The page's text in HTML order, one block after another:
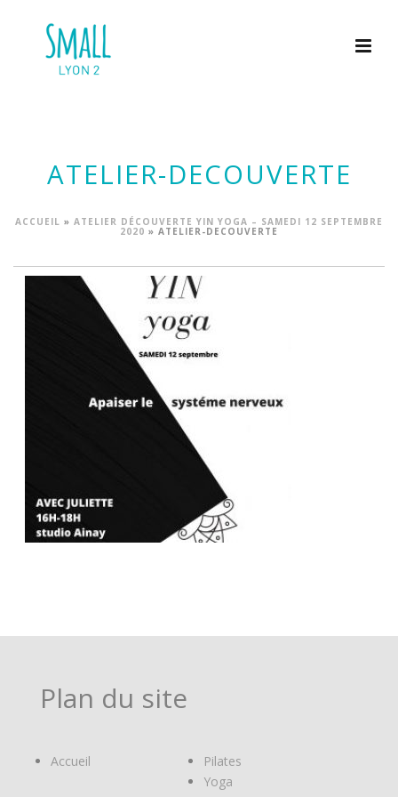
ATELIER-DECOUVERTE
ACCUEIL » ATELIER DÉCOUVERTE YIN YOGA – SAMEDI 12 SEPTEMBRE
2020 » ATELIER-DECOUVERTE
Plan du site
Accueil
Pilates
Yoga